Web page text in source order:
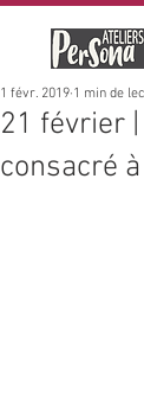
21 février
consacré
1 févr. 2019 1 min de